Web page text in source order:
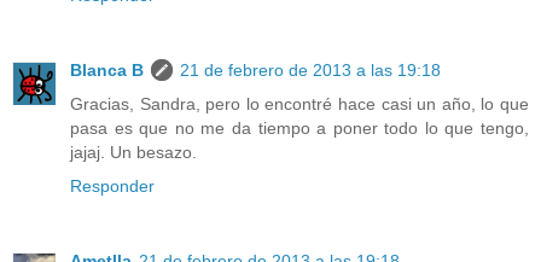
Blanca B
21 de febrero de 2013 a las 19:18
Gracias, Sandra, pero lo encontré hace casi un año, lo que
pasa es que no me da tiempo a poner todo lo que tengo,
jajaj. Un besazo.
Responder